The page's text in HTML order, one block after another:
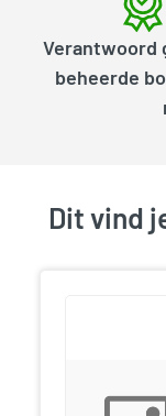
Verantwoord
beheerde
Dit vind